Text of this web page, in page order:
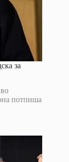
за
потпиша